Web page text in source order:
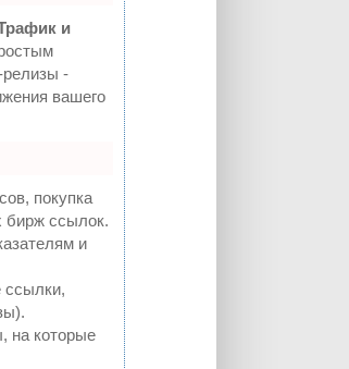
и
релизы -
вашего
покупка
бирж ссылок.
и
на которые